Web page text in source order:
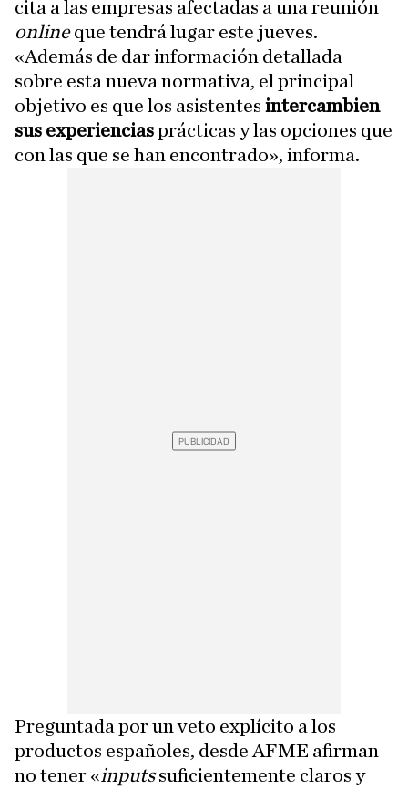
cita a las empresas afectadas a una reunión
onlineque tendrá lugar este jueves.
«Además de dar información detallada
sobre esta nueva normativa, el principal
objetivo es que los asistentes intercambien
sus experienciasprácticas y las opciones que
con las que se han encontrado», informa.
Preguntada por un veto explícito a los
productos españoles, desde AFME afirman
no tener «inputssuficientemente claros y